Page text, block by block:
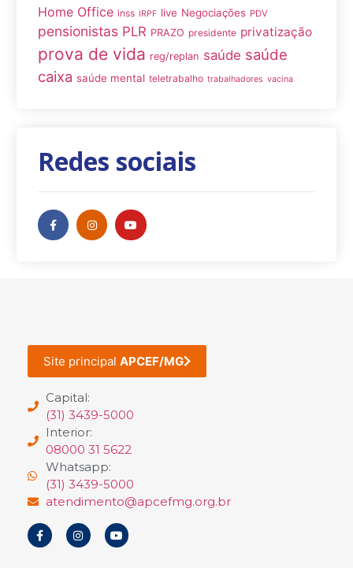
Home Office inss IRPF live Negociações PDV
pensionistas PLR PRAZO presidente privatização
prova de vida reg/replan saúde saúde
caixa saúde mental teletrabalho trabalhadores vacina
Redes sociais
Site principal APCEF/MG
Capital:
(31) 3439-5000
Interior:
08000 31 5622
Whatsapp:
(31) 3439-5000
atendimento@apcefmg.org.br